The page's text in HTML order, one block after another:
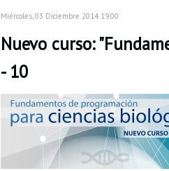
Miércoles, 03 Diciembre 2014 19:00
Nuevo curso:
- 10